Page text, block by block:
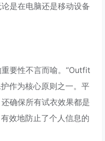
是在电脑还是移动设备
要性不言而喻。“Outfit
作为核心原则之一。平
确保所有试衣效果都是
效地防止了个人信息的